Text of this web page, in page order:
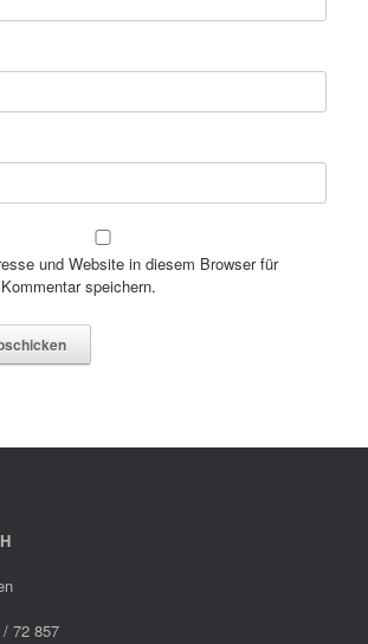
und Website in diesem Browser für
speichern.
72 857